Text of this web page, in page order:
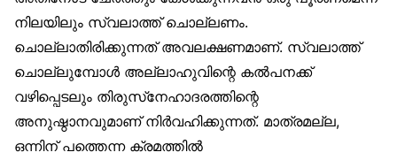
നിലയിലും സ്വലാത്ത് ചൊല്ലണം.
ചൊല്ലാതിരിക്കുന്നത് അവലക്ഷണമാണ്. സ്വലാത്ത്
ചൊല്ലുമ്പോൾ അല്ലാഹുവിന്റെ കൽപനക്ക്
വഴിപ്പെടലും തിരുസ്‌നേഹാദരത്തിന്റെ
അനുഷ്ഠാനവുമാണ് നിർവഹിക്കുന്നത്. മാത്രമല്ല,
ഒന്നിന് പത്തെന്ന ക്രമത്തിൽ